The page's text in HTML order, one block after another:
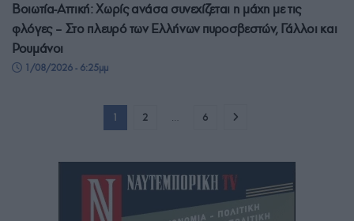
Βοιωτία-Αττική: Χωρίς ανάσα συνεχίζεται η μάχη με τις
φλόγες – Στο πλευρό των Ελλήνων πυροσβεστών, Γάλλοι και
Ρουμάνοι
1/08/2026 - 6:25μμ
1 2 … 6